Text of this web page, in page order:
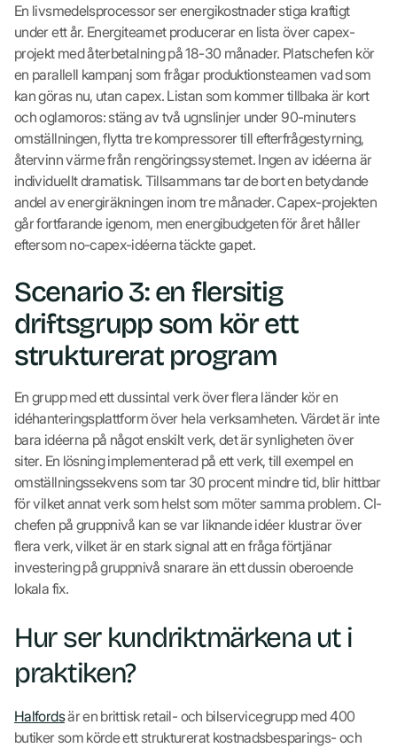
En livsmedelsprocessor ser energikostnader stiga kraftigt
under ett år. Energiteamet producerar en lista över capex-
projekt med återbetalning på 18-30 månader. Platschefen kör
en parallell kampanj som frågar produktionsteamen vad som
kan göras nu, utan capex. Listan som kommer tillbaka är kort
och oglamoros: stäng av två ugnslinjer under 90-minuters
omställningen, flytta tre kompressorer till efterfrågestyrning,
återvinn värme från rengöringssystemet. Ingen av idéerna är
individuellt dramatisk. Tillsammans tar de bort en betydande
andel av energiräkningen inom tre månader. Capex-projekten
går fortfarande igenom, men energibudgeten för året håller
eftersom no-capex-idéerna täckte gapet.
Scenario 3: en flersitig
driftsgrupp som kör ett
strukturerat program
En grupp med ett dussintal verk över flera länder kör en
idéhanteringsplattform över hela verksamheten. Värdet är inte
bara idéerna på något enskilt verk, det är synligheten över
siter. En lösning implementerad på ett verk, till exempel en
omställningssekvens som tar 30 procent mindre tid, blir hittbar
för vilket annat verk som helst som möter samma problem. CI-
chefen på gruppnivå kan se var liknande idéer klustrar över
flera verk, vilket är en stark signal att en fråga förtjänar
investering på gruppnivå snarare än ett dussin oberoende
lokala fix.
Hur ser kundriktmärkena ut i
praktiken?
Halfordsär en brittisk retail- och bilservicegrupp med 400
butiker som körde ett strukturerat kostnadsbesparings- och